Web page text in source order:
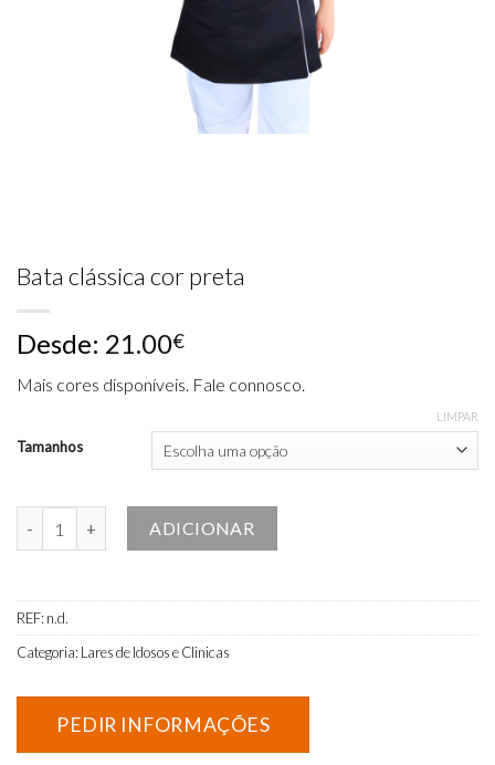
Bata clássica cor preta
Desde: 21.00€
Mais cores disponíveis. Fale connosco.
Tamanhos
LIMPAR
ADICIONAR
REF: n.d.
Categoria: Lares de Idosos e Clinicas